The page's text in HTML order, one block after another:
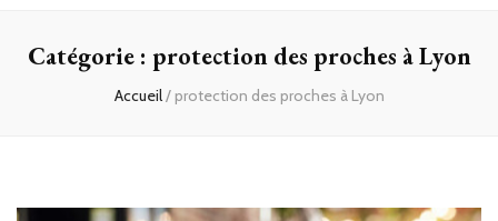
Catégorie : protection des proches à Lyon
Accueil/ protection des proches à Lyon